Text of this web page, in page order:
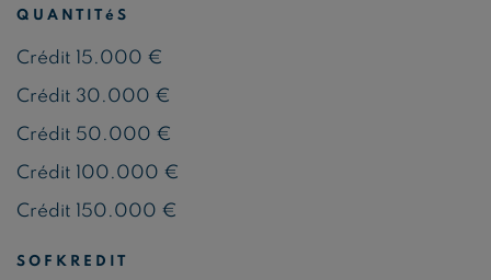
QUANTITéS
Crédit 15.000 €
Crédit 30.000 €
Crédit 50.000 €
Crédit 100.000 €
Crédit 150.000 €
SOFKREDIT